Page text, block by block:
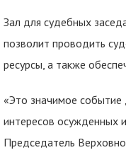
Зал для судебных
позволит проводить
ресурсы, а также
«Это значимое событие
интересов осужденных
Председатель